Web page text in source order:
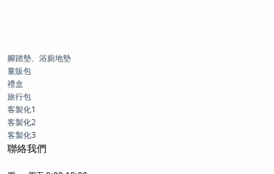
腳踏墊、浴廁地墊
量販包
禮盒
旅行包
客製化1
客製化2
客製化3
聯絡我們